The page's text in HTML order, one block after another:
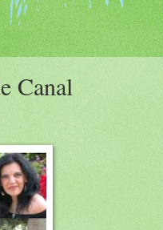
Canal